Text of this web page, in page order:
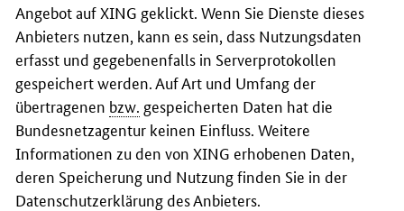
Angebot auf XING geklickt. Wenn Sie Dienste dieses
Anbieters nutzen, kann es sein, dass Nutzungsdaten
erfasst und gegebenenfalls in Serverprotokollen
gespeichert werden. Auf Art und Umfang der
übertragenen bzw. gespeicherten Daten hat die
Bundesnetzagentur keinen Einfluss. Weitere
Informationen zu den von XING erhobenen Daten,
deren Speicherung und Nutzung finden Sie in der
Datenschutzerklärung des Anbieters.